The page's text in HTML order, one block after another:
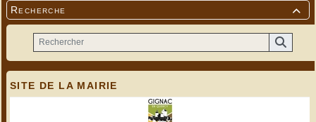

Recherche
SITE DE LA MAIRIE